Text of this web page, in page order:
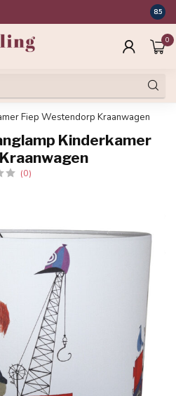
8.5
0
Fiep Westendorp Kraanwagen
Kinderkamer
(0)